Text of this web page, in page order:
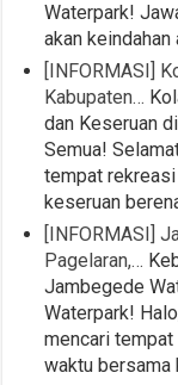
Waterpark!
akan keindahan
[INFORMASI]
Kabupaten…
dan Keseruan
Semua!
tempat
keseruan
[INFORMASI]
Pagelaran,…
Jambegede
Waterpark!
mencari
waktu bersama